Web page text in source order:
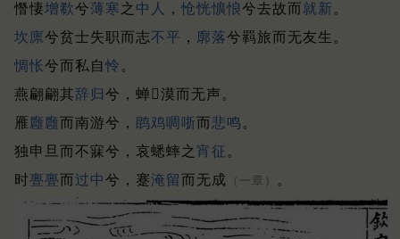
憯悽增欷兮薄寒 之 中人 ， 怆恍懭悢兮去故而就新 。
坎廪兮贫士失职而志不平 ， 廓落兮羁旅而无友生。
惆怅兮而私自 怜 。
燕翩翩其辞归兮，蝉𡧯漠而无声。
雁 廱廱而南游兮， 鹍鸡 啁 哳而悲鸣 。
独申旦而不寐兮，哀蟋蟀之 宵征 。
时亹亹而过中兮，蹇淹留而无成 （一章） 。